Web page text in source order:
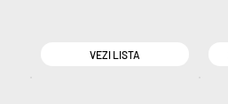
VEZI LISTA